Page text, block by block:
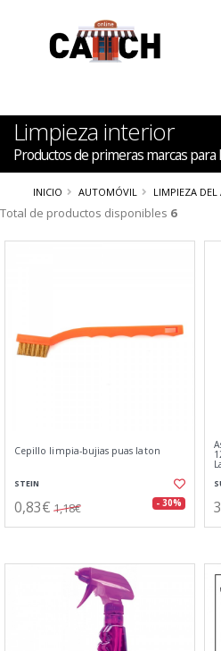
Limpieza interior
Productos de primeras marcas
INICIO AUTOMÓVIL LIMPIEZA
Total de productos disponibles 6
Cepillo limpia-bujias puas laton
STEIN
0,83€ 1,18€ - 30%